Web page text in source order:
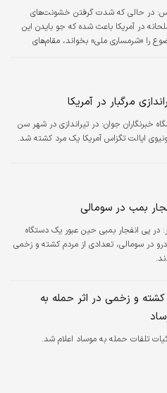
در حالی که شدت گرفتن خشونت‌های
در آمریکا باعث شده که جو بایدن این
را «شرمساری ملی» بخواند، مقام‌های
مرگبار در آمریکا
خبرنگاران جوان: در تیراندازی در شهر سن
ایالت تگزاس آمریکا یک مرد کشته شد.
بمب در سومالی
در پی انفجار بمبی حین عبور یک دستگاه
در سومالی، تعدادی از مردم کشته و زخمی
کشته و زخمی در اثر حمله به
تلفات حمله به موساد اعلام شد.